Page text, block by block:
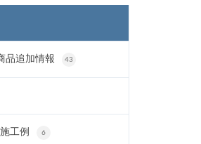
品追加情報 43
工例 6